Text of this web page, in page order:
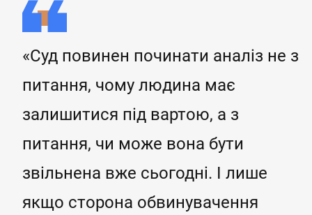
«Суд повинен починати аналіз не з
питання, чому людина має
залишитися під вартою, а з
питання, чи може вона бути
звільнена вже сьогодні. І лише
якщо сторона обвинувачення